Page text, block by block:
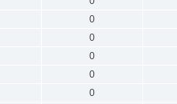
0
0
0
0
0